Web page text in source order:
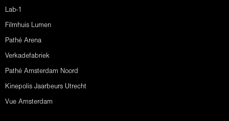
Lab-1
Filmhuis Lumen
Pathé Arena
Verkadefabriek
Pathé Amsterdam Noord
Kinepolis Jaarbeurs Utrecht
Vue Amsterdam